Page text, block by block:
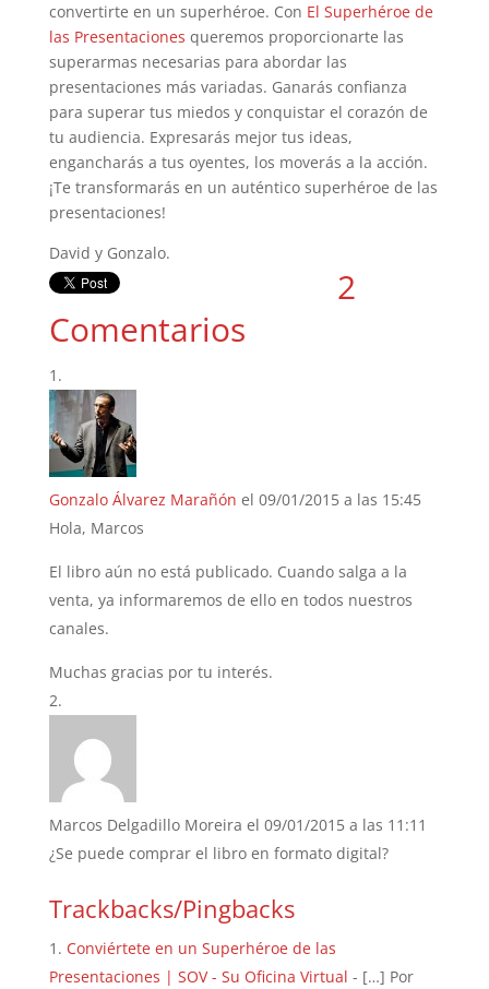
convertirte en un superhéroe. Con El Superhéroe de
las Presentaciones queremos proporcionarte las
superarmas necesarias para abordar las
presentaciones más variadas. Ganarás confianza
para superar tus miedos y conquistar el corazón de
tu audiencia. Expresarás mejor tus ideas,
engancharás a tus oyentes, los moverás a la acción.
¡Te transformarás en un auténtico superhéroe de las
presentaciones!
David y Gonzalo.
2
Comentarios
Gonzalo Álvarez Marañón el 09/01/2015 a las 15:45
Hola, Marcos
El libro aún no está publicado. Cuando salga a la
venta, ya informaremos de ello en todos nuestros
canales.
Muchas gracias por tu interés.
Marcos Delgadillo Moreira el 09/01/2015 a las 11:11
¿Se puede comprar el libro en formato digital?
Trackbacks/Pingbacks
Conviértete en un Superhéroe de las
Presentaciones | SOV - Su Oficina Virtual - […] Por